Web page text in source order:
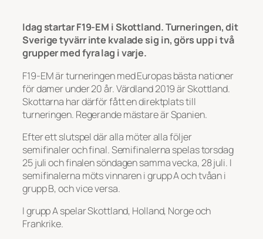
Idag startar F19-EM i Skottland. Turneringen, dit
Sverige tyvärr inte kvalade sig in, görs upp i två
grupper med fyra lag i varje.
F19-EM är turneringen med Europas bästa nationer
för damer under 20 år. Värdland 2019 är Skottland.
Skottarna har därför fått en direktplats till
turneringen. Regerande mästare är Spanien.
Efter ett slutspel där alla möter alla följer
semifinaler och final. Semifinalerna spelas torsdag
25 juli och finalen söndagen samma vecka, 28 juli. I
semifinalerna möts vinnaren i grupp A och tvåan i
grupp B, och vice versa.
I grupp A spelar Skottland, Holland, Norge och
Frankrike.